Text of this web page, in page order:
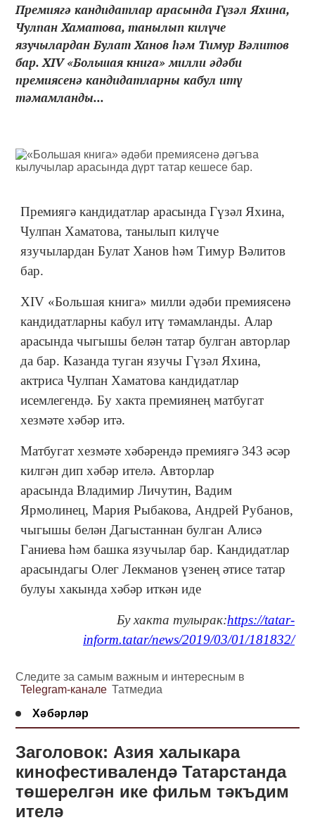
Премиягә кандидатлар арасында Гүзәл Яхина,
Чулпан Хаматова, танылып килүче
язучылардан Булат Ханов һәм Тимур Вәлитов
бар. XIV «Большая книга» милли әдәби
премиясенә кандидатларны кабул итү
тәмамланды...
Премиягә кандидатлар арасында Гүзәл Яхина,
Чулпан Хаматова, танылып килүче
язучылардан Булат Ханов һәм Тимур Вәлитов
бар.
XIV «Большая книга» милли әдәби премиясенә
кандидатларны кабул итү тәмамланды. Алар
арасында чыгышы белән татар булган авторлар
да бар. Казанда туган язучы Гүзәл Яхина,
актриса Чулпан Хаматова кандидатлар
исемлегендә. Бу хакта премиянең матбугат
хезмәте хәбәр итә.
Матбугат хезмәте хәбәрендә премиягә 343 әсәр
килгән дип хәбәр ителә. Авторлар
арасында Владимир Личутин, Вадим
Ярмолинец, Мария Рыбакова, Андрей Рубанов,
чыгышы белән Дагыстаннан булган Алисә
Ганиева һәм башка язучылар бар. Кандидатлар
арасындагы Олег Лекманов үзенең әтисе татар
булуы хакында хәбәр иткән иде
Бу хакта тулырак:https://tatar-
inform.tatar/news/2019/03/01/181832/
Следите за самым важным и интересным в
Telegram-канале Татмедиа
Хәбәрләр
Заголовок: Азия халыкара
кинофестивалендә Татарстанда
төшерелгән ике фильм тәкъдим
ителә